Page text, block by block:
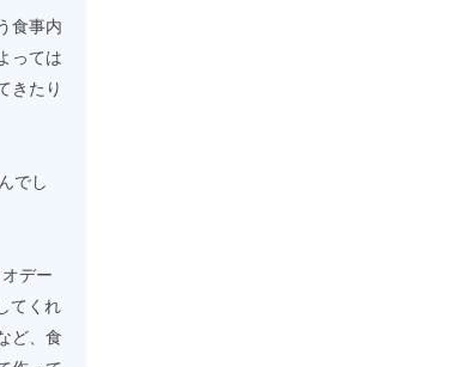
食事内
っては
きたり
でし
デー
てくれ
ど、食